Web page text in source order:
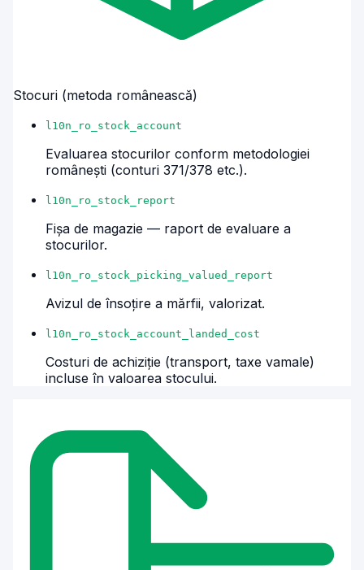
Stocuri (metoda românească)
l10n_ro_stock_account
Evaluarea stocurilor conform metodologiei
românești (conturi 371/378 etc.).
l10n_ro_stock_report
Fișa de magazie — raport de evaluare a
stocurilor.
l10n_ro_stock_picking_valued_report
Avizul de însoțire a mărfii, valorizat.
l10n_ro_stock_account_landed_cost
Costuri de achiziție (transport, taxe vamale)
incluse în valoarea stocului.